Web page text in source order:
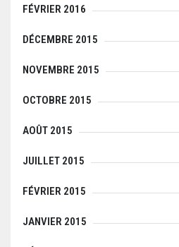
FÉVRIER 2016
DÉCEMBRE 2015
NOVEMBRE 2015
OCTOBRE 2015
AOÛT 2015
JUILLET 2015
FÉVRIER 2015
JANVIER 2015